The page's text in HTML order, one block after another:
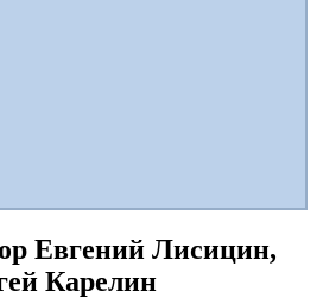
Евгений Лисицин,
Карелин